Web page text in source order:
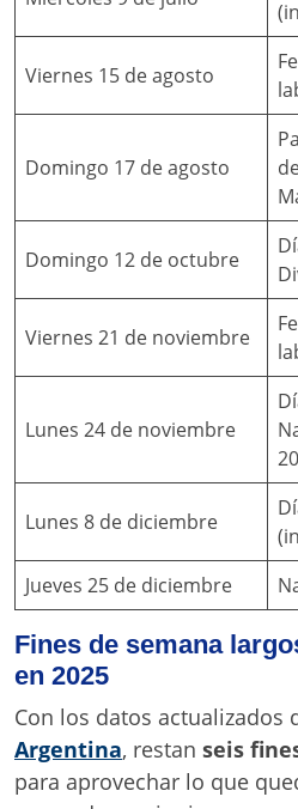
Viernes 15 de agosto
Domingo 17 de agosto
Domingo 12 de octubre
Viernes 21 de noviembre
Lunes 24 de noviembre
Lunes 8 de diciembre
Jueves 25 de diciembre
Fines de semana
en 2025
Con los datos actualizados
Argentina, restan seis
para aprovechar lo que